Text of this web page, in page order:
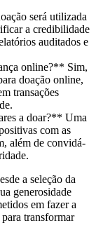
será utilizada
a credibilidade
auditados e
online?** Sim,
doação online,
transações
a doar?** Uma
com as
além de convidá-
a seleção da
generosidade
em fazer a
transformar